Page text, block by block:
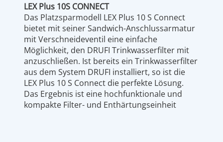
LEX Plus 10S CONNECT
Das Platzsparmodell LEX Plus 10 S Connect
bietet mit seiner Sandwich-Anschlussarmatur
mit Verschneideventil eine einfache
Möglichkeit, den DRUFI Trinkwasserfilter mit
anzuschließen. Ist bereits ein Trinkwasserfilter
aus dem System DRUFI installiert, so ist die
LEX Plus 10 S Connect die perfekte Lösung.
Das Ergebnis ist eine hochfunktionale und
kompakte Filter- und Enthärtungseinheit